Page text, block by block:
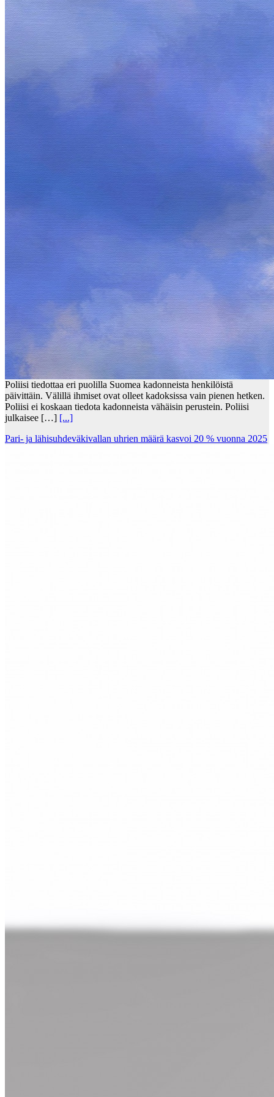
Poliisi tiedottaa eri puolilla Suomea kadonneista henkilöistä
päivittäin. Välillä ihmiset ovat olleet kadoksissa vain pienen hetken.
Poliisi ei koskaan tiedota kadonneista vähäisin perustein. Poliisi
julkaisee […] [...]
Pari- ja lähisuhdeväkivallan uhrien määrä kasvoi 20 % vuonna 2025